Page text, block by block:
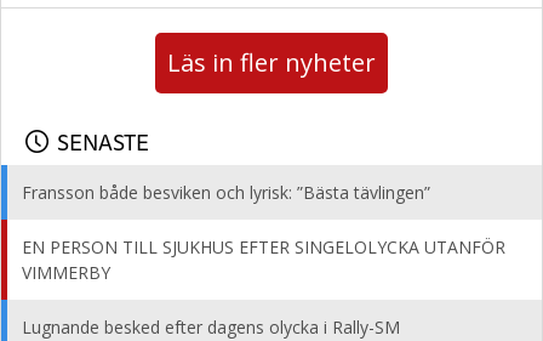
Läs in fler nyheter
SENASTE
Fransson både besviken och lyrisk: ”Bästa tävlingen”
EN PERSON TILL SJUKHUS EFTER SINGELOLYCKA UTANFÖR
VIMMERBY
Lugnande besked efter dagens olycka i Rally-SM